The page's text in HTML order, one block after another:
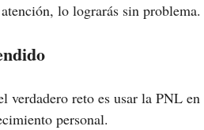
lo lograrás sin problema.
verdadero reto es usar la PNL
personal.